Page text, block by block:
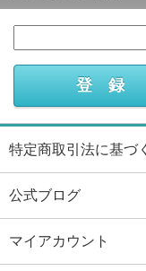
特定商取引法に基づ
公式ブログ
マイアカウント